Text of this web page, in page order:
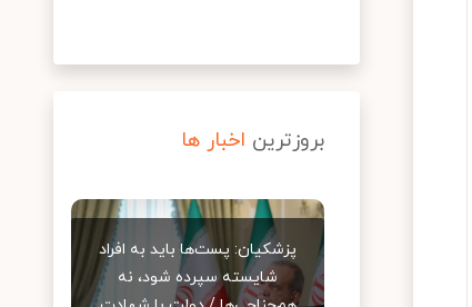
بروزترین اخبار ها
پزشکیان: پست‌ها باید به افراد
شایسته سپرده شود، نه